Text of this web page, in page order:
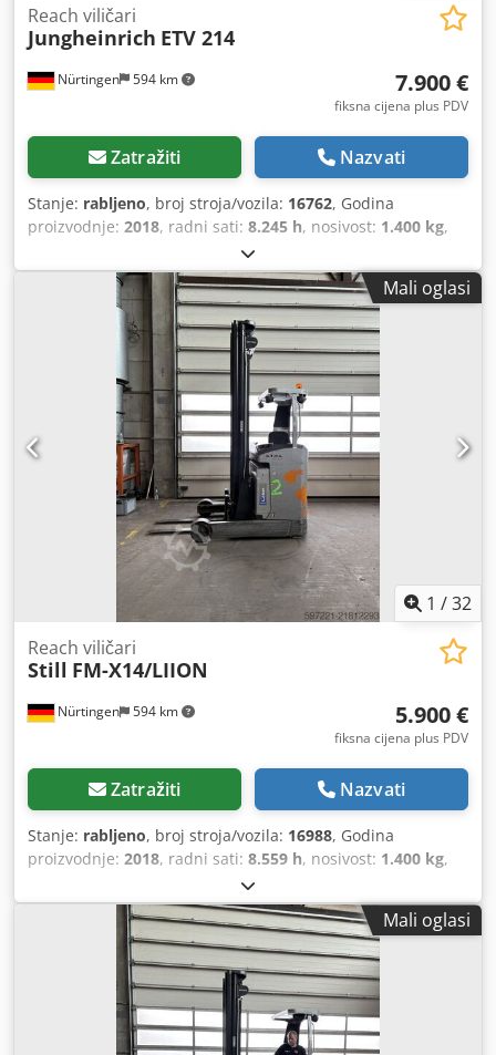
Nürtingen 594 km
Reach viličari
Jungheinrich ETV 214
7.900 €
fiksna cijena plus PDV
Zatražiti Nazvati
Stanje: rabljeno, broj stroja/vozila: 16762, Godina
proizvodnje: 2018, radni sati: 8.245 h, nosivost: 1.400 kg,
, slobodno dizanje:
težište tereta:600 mm, vrsta goriva:električni, vrsta
triplex, građevinska visina:3.100 mm, napon
, duljina vilica:1.150 mm
, ukupna masa:
, 5070385 Serijski broj: 91132730 Crodpfjyhtwdjx
Aipef Podaci o bateriji: 48 V, litij-ionska, 390 Ah, godina
proizvodnje: 2019.
Mali oglasi
1 /32
Nürtingen 594 km
Reach viličari
Still FM-X14/LIION
5.900 €
fiksna cijena plus PDV
Zatražiti Nazvati
Stanje: rabljeno, broj stroja/vozila: 16988, Godina
proizvodnje: 2018, radni sati: 8.559 h, nosivost: 1.400 kg,
, slobodno dizanje:
težište tereta:600 mm, vrsta goriva:električni, vrsta
triplex, građevinska visina:3.200 mm, napon
, duljina vilica:1.200 mm, veličina prednje
, veličina stražnje gume:, ukupna masa:
5107443 Cjdpfxoy Hzcgj Aipjrf Serijski broj: 511902X00150
Podaci o bateriji: 48V, 201 Ah, godina proizvodnje: 2020.
Mali oglasi